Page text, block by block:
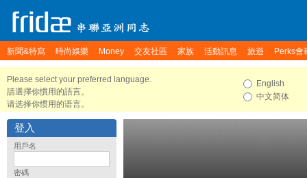
新聞&特寫 時尚娛樂 Money 交友社區 家族 活動訊息 旅遊 Perks會
Please select your preferred language.
請選擇你慣用的語言。
请选择你惯用的语言。
English
中文简体
登入
用戶名
密碼